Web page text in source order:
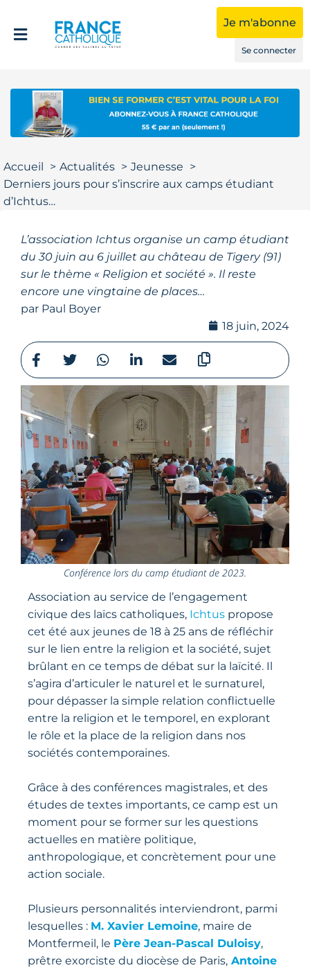
Je m'abonne
Se connecter
Accueil Actualités
Jeunesse
Derniers jours pour s’inscrire aux camps étudiant
d’Ichtus…
L’association Ichtus organise un camp étudiant
du 30 juin au 6 juillet au château de Tigery (91)
sur le thème « Religion et société ». Il reste
encore une vingtaine de places…
par Paul Boyer
18 juin, 2024
Conférence lors du camp étudiant de 2023.
Association au service de l’engagement
civique des laïcs catholiques, Ichtus propose
cet été aux jeunes de 18 à 25 ans de réfléchir
sur le lien entre la religion et la société, sujet
brûlant en ce temps de débat sur la laïcité. Il
s’agira d’articuler le naturel et le surnaturel,
pour dépasser la simple relation conflictuelle
entre la religion et le temporel, en explorant
le rôle et la place de la religion dans nos
sociétés contemporaines.
Grâce à des conférences magistrales, et des
études de textes importants, ce camp est un
moment pour se former sur les questions
actuelles en matière politique,
anthropologique, et concrètement pour une
action sociale.
Plusieurs personnalités interviendront, parmi
lesquelles : M. Xavier Lemoine, maire de
Montfermeil, le Père Jean-Pascal Duloisy,
prêtre exorciste du diocèse de Paris, Antoine